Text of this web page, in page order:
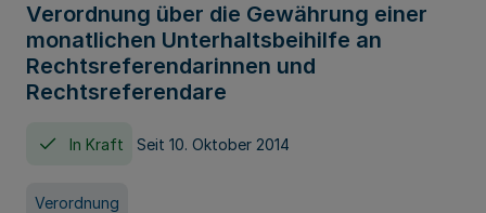
Verordnung über die Gewährung einer
monatlichen Unterhaltsbeihilfe an
Rechtsreferendarinnen und
Rechtsreferendare
In Kraft Seit 10. Oktober 2014
Verordnung